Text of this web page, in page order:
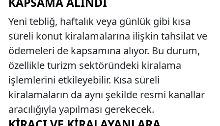
Yeni tebliğ, haftalık veya günlük gibi kısa
süreli konut kiralamalarına ilişkin tahsilat ve
ödemeleri de kapsamına alıyor. Bu durum,
özellikle turizm sektöründeki kiralama
işlemlerini etkileyebilir. Kısa süreli
kiralamaların da aynı şekilde resmi kanallar
aracılığıyla yapılması gerekecek.